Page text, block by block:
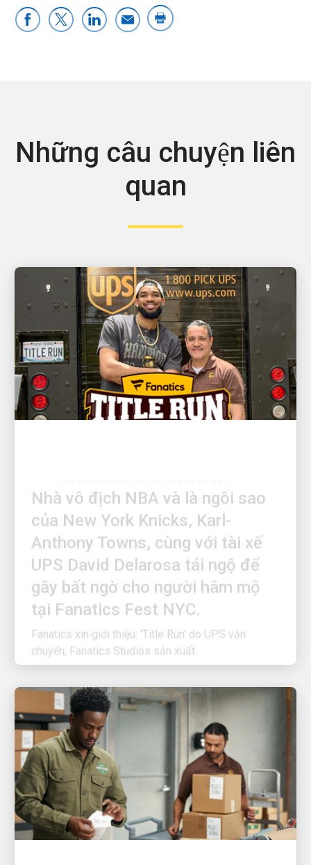
Những câu chuyện liên
quan
của New York Knicks, Karl-
Anthony Towns, cùng với tài xế
UPS David Delarosa tái ngộ để
gây bất ngờ cho người hâm mộ
tại Fanatics Fest NYC.
Fanatics xin giới thiệu: 'Title Run' do UPS vận
chuyển, Fanatics Studios sản xuất